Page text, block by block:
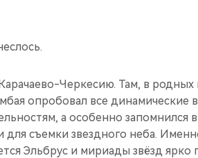
Черкесию. Там, в родных
опробовал все динамические
а особенно запомнился
съемки звездного неба.
Эльбрус и мириады звёзд ярко